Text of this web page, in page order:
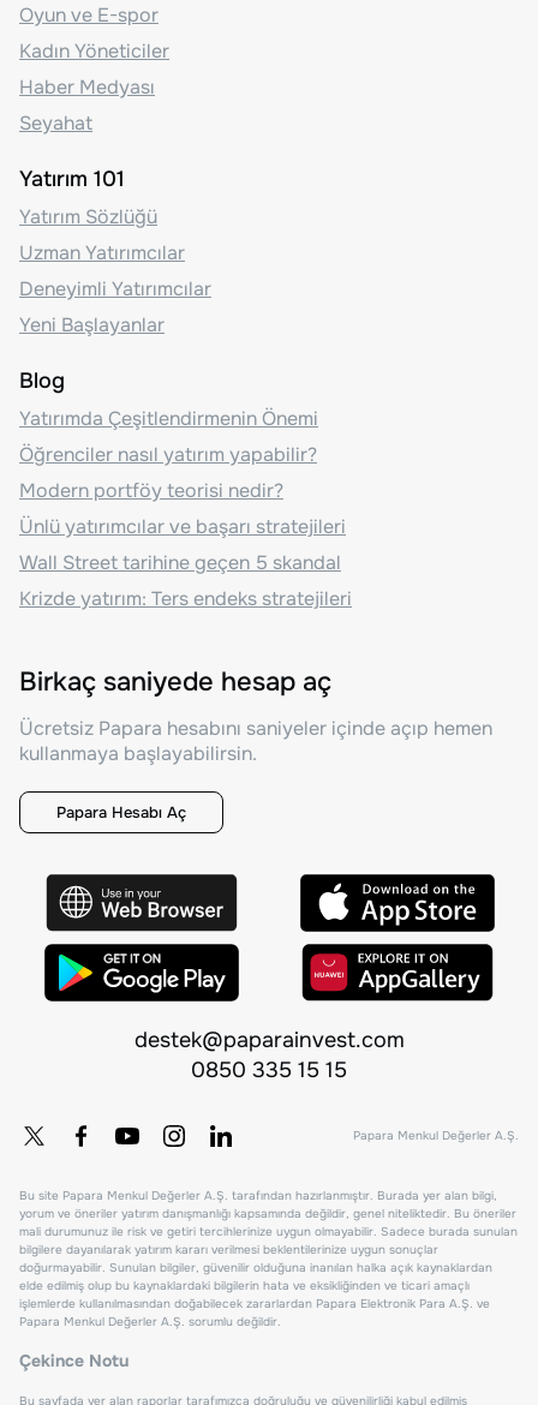
Oyun ve E-spor
Kadın Yöneticiler
Haber Medyası
Seyahat
Yatırım 101
Yatırım Sözlüğü
Uzman Yatırımcılar
Deneyimli Yatırımcılar
Yeni Başlayanlar
Blog
Yatırımda Çeşitlendirmenin Önemi
Öğrenciler nasıl yatırım yapabilir?
Modern portföy teorisi nedir?
Ünlü yatırımcılar ve başarı stratejileri
Wall Street tarihine geçen 5 skandal
Krizde yatırım: Ters endeks stratejileri
Birkaç saniyede hesap aç
Ücretsiz Papara hesabını saniyeler içinde açıp hemen
kullanmaya başlayabilirsin.
Papara Hesabı Aç
destek@paparainvest.com
0850 335 15 15
Papara Menkul Değerler A.Ş.
Bu site Papara Menkul Değerler A.Ş. tarafından hazırlanmıştır. Burada yer alan bilgi,
yorum ve öneriler yatırım danışmanlığı kapsamında değildir, genel niteliktedir. Bu öneriler
mali durumunuz ile risk ve getiri tercihlerinize uygun olmayabilir. Sadece burada sunulan
bilgilere dayanılarak yatırım kararı verilmesi beklentilerinize uygun sonuçlar
doğurmayabilir. Sunulan bilgiler, güvenilir olduğuna inanılan halka açık kaynaklardan
elde edilmiş olup bu kaynaklardaki bilgilerin hata ve eksikliğinden ve ticari amaçlı
işlemlerde kullanılmasından doğabilecek zararlardan Papara Elektronik Para A.Ş. ve
Papara Menkul Değerler A.Ş. sorumlu değildir.
Çekince Notu
Bu sayfada yer alan raporlar tarafımızca doğruluğu ve güvenilirliği kabul edilmiş